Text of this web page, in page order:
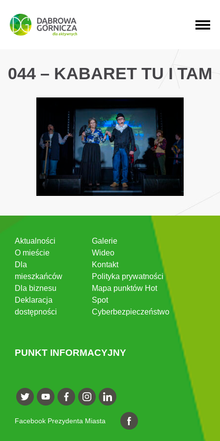
PRZEJDŹ DO MENU GŁÓWNEGO
PRZEJDŹ DO WYSZUKIWARKI
PRZEJDŹ DO TREŚCI
044 – KABARET TU I TAM
Aktualności
O mieście
Dla
mieszkańców
Dla biznesu
Deklaracja
dostępności
Galerie
Wideo
Kontakt
Polityka prywatności
Mapa punktów Hot
Spot
Cyberbezpieczeństwo
PUNKT INFORMACYJNY
Facebook Prezydenta Miasta